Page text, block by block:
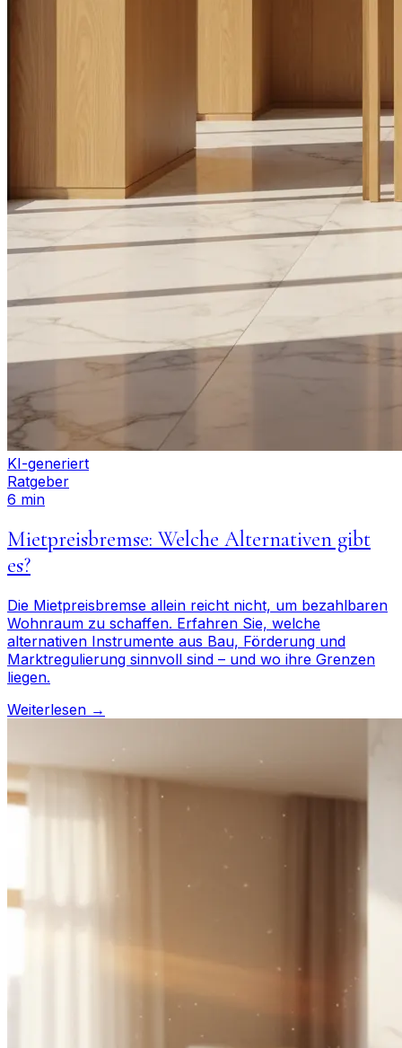
KI-generiert
Ratgeber
6 min
Mietpreisbremse: Welche Alternativen gibt
es?
Die Mietpreisbremse allein reicht nicht, um bezahlbaren
Wohnraum zu schaffen. Erfahren Sie, welche
alternativen Instrumente aus Bau, Förderung und
Marktregulierung sinnvoll sind – und wo ihre Grenzen
liegen.
Weiterlesen →